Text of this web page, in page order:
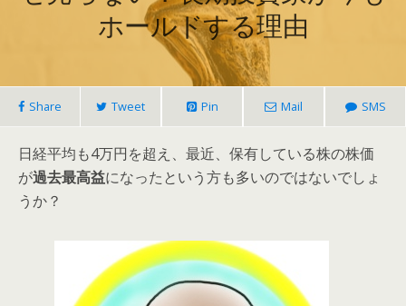
ホールドする理由
Share Tweet Pin Mail SMS
日経平均も4万円を超え、最近、保有している株の株価
が過去最高益になったという方も多いのではないでしょ
うか？